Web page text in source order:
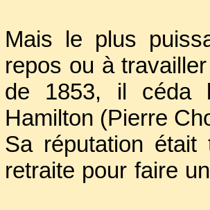
Mais le plus
repos ou à
de 1853, il céda
Hamilton (Pierre
Sa réputation
retraite pour faire
de démontrer